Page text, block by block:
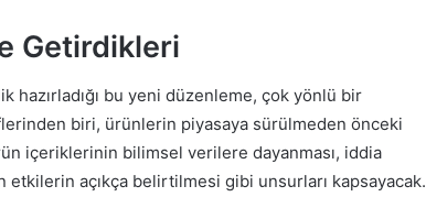
Getirdikleri
hazırladığı bu yeni düzenleme, çok yönlü bir
biri, ürünlerin piyasaya sürülmeden önceki
içeriklerinin bilimsel verilere dayanması, iddia
etkilerin açıkça belirtilmesi gibi unsurları kapsayacak.